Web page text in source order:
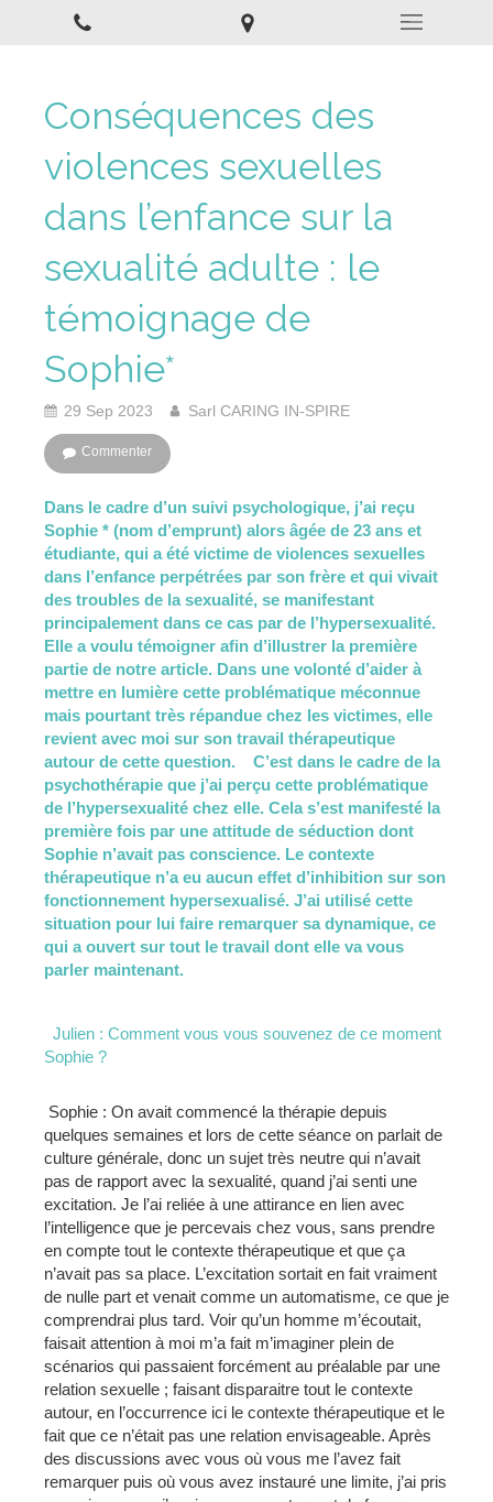
Conséquences des
violences sexuelles
dans l’enfance sur la
sexualité adulte : le
témoignage de
Sophie*
29 Sep 2023 Sarl CARING IN-SPIRE
Commenter
Dans le cadre d’un suivi psychologique, j’ai reçu
Sophie * (nom d’emprunt) alors âgée de 23 ans et
étudiante, qui a été victime de violences sexuelles
dans l’enfance perpétrées par son frère et qui vivait
des troubles de la sexualité, se manifestant
principalement dans ce cas par de l’hypersexualité.
Elle a voulu témoigner afin d’illustrer la première
partie de notre article. Dans une volonté d’aider à
mettre en lumière cette problématique méconnue
mais pourtant très répandue chez les victimes, elle
revient avec moi sur son travail thérapeutique
autour de cette question. C’est dans le cadre de la
psychothérapie que j’ai perçu cette problématique
de l’hypersexualité chez elle. Cela s’est manifesté la
première fois par une attitude de séduction dont
Sophie n’avait pas conscience. Le contexte
thérapeutique n’a eu aucun effet d’inhibition sur son
fonctionnement hypersexualisé. J’ai utilisé cette
situation pour lui faire remarquer sa dynamique, ce
qui a ouvert sur tout le travail dont elle va vous
parler maintenant.
Julien : Comment vous vous souvenez de ce moment
Sophie ?
Sophie : On avait commencé la thérapie depuis
quelques semaines et lors de cette séance on parlait de
culture générale, donc un sujet très neutre qui n’avait
pas de rapport avec la sexualité, quand j’ai senti une
excitation. Je l’ai reliée à une attirance en lien avec
l’intelligence que je percevais chez vous, sans prendre
en compte tout le contexte thérapeutique et que ça
n’avait pas sa place. L’excitation sortait en fait vraiment
de nulle part et venait comme un automatisme, ce que je
comprendrai plus tard. Voir qu’un homme m’écoutait,
faisait attention à moi m’a fait m’imaginer plein de
scénarios qui passaient forcément au préalable par une
relation sexuelle ; faisant disparaitre tout le contexte
autour, en l’occurrence ici le contexte thérapeutique et le
fait que ce n’était pas une relation envisageable. Après
des discussions avec vous où vous me l’avez fait
remarquer puis où vous avez instauré une limite, j’ai pris